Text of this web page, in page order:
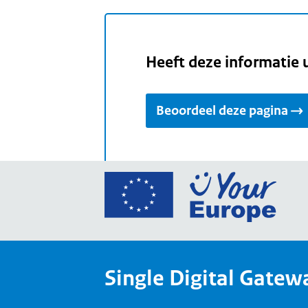
Heeft deze informatie
Beoordeel deze pagina
Ga
Your
Single Digital